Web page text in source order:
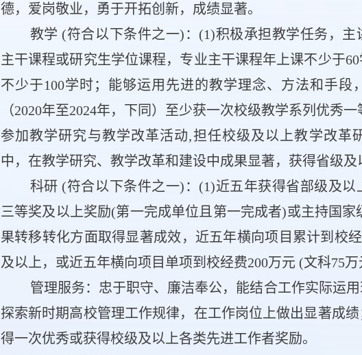
德，爱岗敬业，勇于开拓创新，成绩显著。
教学 (符合以下条件之一)：(1)积极承担教学任务，
主干课程或研究生学位课程，专业主干课程年上课不少于
不少于100学时；能够运用先进的教学理念、方法和手段
（2020年至2024年，下同）至少获一次校级教学系列优秀
参加教学研究与教学改革活动,担任校级及以上教学改革
中，在教学研究、教学改革和建设中成果显著，获得省级及
科研 (符合以下条件之一)：(1)近五年获得省部级及以
三等奖及以上奖励(第一完成单位且第一完成者)或主持国家
果转移转化方面取得显著成效，近五年横向项目累计到校
及以上，或近五年横向项目单项到校经费200万元 (文科75万
管理服务：忠于职守、廉洁奉公，能结合工作实际运
探索新时期高校管理工作规律，在工作岗位上做出显著成
得一次优秀或获得校级及以上各类先进工作者奖励。